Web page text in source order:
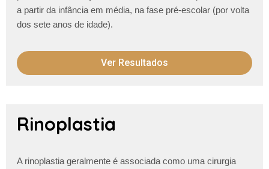
a partir da infância em média, na fase pré-escolar (por volta
dos sete anos de idade).
Ver Resultados
Rinoplastia
A rinoplastia geralmente é associada como uma cirurgia